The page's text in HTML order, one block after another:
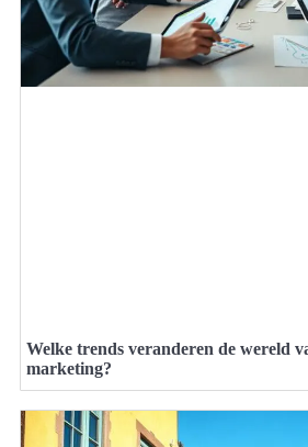
Welke trends veranderen de wereld
marketing?